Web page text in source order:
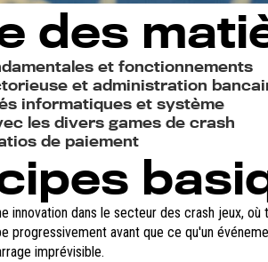
des
et fonctionnements
et administration
informatiques et système
les divers games de crash
de paiement
innovation dans le secteur des crash jeux,
progressivement avant que ce qu'un
imprévisible.